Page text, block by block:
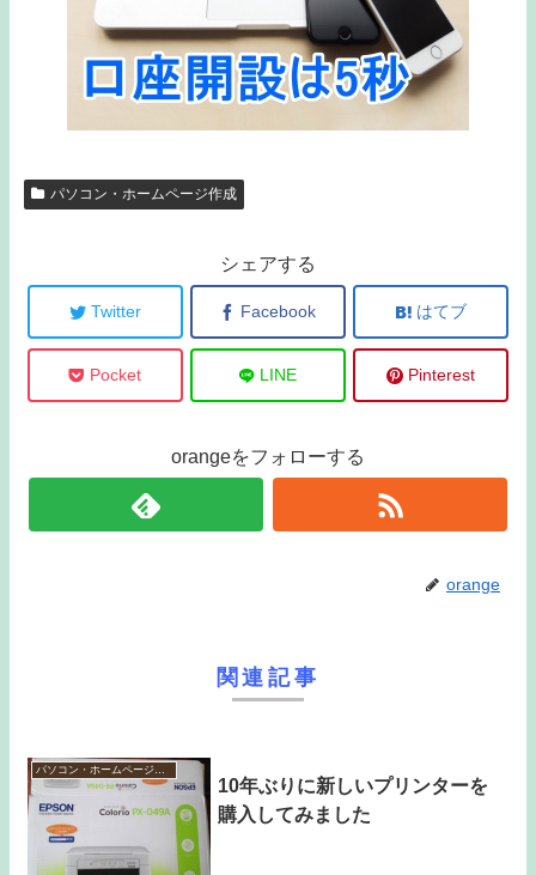
パソコン・ホームページ作成
シェアする
Twitter Facebook はてブ
Pocket LINE Pinterest
orangeをフォローする
orange
関連記事
パソコン・ホームページ作成
10年ぶりに新しいプリンターを
購入してみました